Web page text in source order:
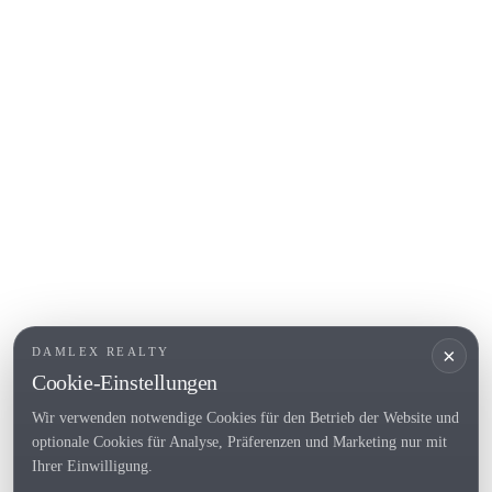
×
DAMLEX REALTY
Cookie-Einstellungen
Wir verwenden notwendige Cookies für den Betrieb der Website und
optionale Cookies für Analyse, Präferenzen und Marketing nur mit
Ihrer Einwilligung.
Neubau
Investitionsobjekte
Tel. (+34) 935 434 367